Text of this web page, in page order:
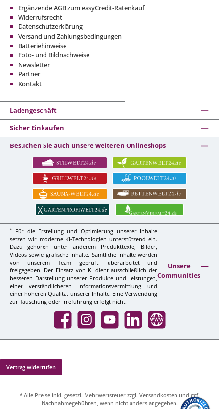
Ergänzende AGB zum easyCredit-Ratenkauf
Widerrufsrecht
Datenschutzerklärung
Versand und Zahlungsbedingungen
Batteriehinweise
Foto- und Bildnachweise
Newsletter
Partner
Kontakt
Ladengeschäft
Sicher Einkaufen
Besuchen Sie auch unsere weiteren Onlineshops
*
Für die Erstellung und Optimierung unserer Inhalte
setzen wir moderne KI-Technologien unterstützend ein.
Dazu gehören unter anderem Produkttexte, Bilder,
Videos sowie grafische Inhalte. Sämtliche Inhalte werden
von unserem Team geprüft, überarbeitet und
freigegeben. Der Einsatz von KI dient ausschließlich der
besseren Darstellung unserer Produkte und Leistungen,
einer verständlicheren Informationsvermittlung und
einer höheren Qualität unserer Inhalte. Eine Verwendung
zur Täuschung oder Irreführung erfolgt nicht.
Unsere
Communities
Facebook InstagramYouTube LinkedIn Website
Vertrag widerrufen
* Alle Preise inkl. gesetzl. Mehrwertsteuer zzgl. Versandkosten und ggf.
Nachnahmegebühren, wenn nicht anders angegeben.